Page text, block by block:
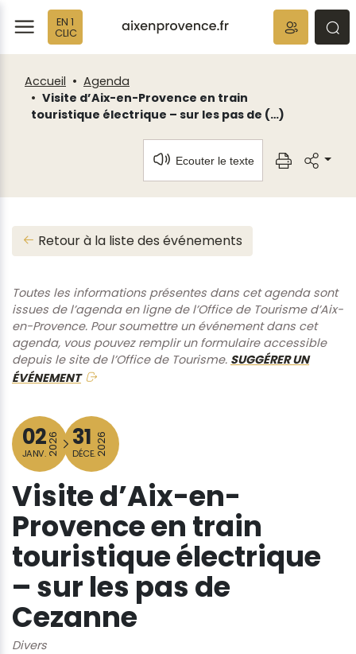
EN 1
CLIC
Accueil
Agenda
Visite d’Aix-en-Provence en train
touristique électrique – sur les pas de (…)
Ecouter le texte
Retour à la liste des événements
Toutes les informations présentes dans cet agenda sont
issues de l’agenda en ligne de l’Office de Tourisme d’Aix-
en-Provence. Pour soumettre un événement dans cet
agenda, vous pouvez remplir un formulaire accessible
depuis le site de l’Office de Tourisme. SUGGÉRER UN
ÉVÉNEMENT
02
JANV.2026 31
DÉCE.2026
Visite d’Aix-en-
Provence en train
touristique électrique
– sur les pas de
Cezanne
Divers
Fenêtre
de
chat
Panneau de gestion des cookies